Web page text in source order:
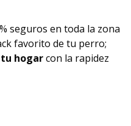
seguros en toda la zona
favorito de tu perro;
hogarcon la rapidez